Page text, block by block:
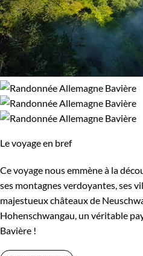
Le voyage en bref
Ce voyage nous emmène à la
ses montagnes verdoyantes, ses
majestueux châteaux de
Hohenschwangau, un véritable
Bavière !